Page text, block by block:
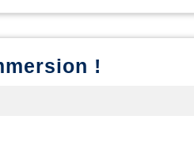
pour
cet
été
!